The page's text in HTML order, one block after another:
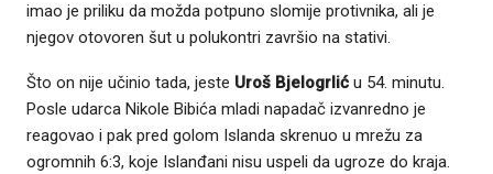
imao je priliku da možda potpuno slomije protivnika, ali je
njegov otovoren šut u polukontri završio na stativi.
Što on nije učinio tada, jeste Uroš Bjelogrlić u 54. minutu.
Posle udarca Nikole Bibića mladi napadač izvanredno je
reagovao i pak pred golom Islanda skrenuo u mrežu za
ogromnih 6:3, koje Islanđani nisu uspeli da ugroze do kraja.